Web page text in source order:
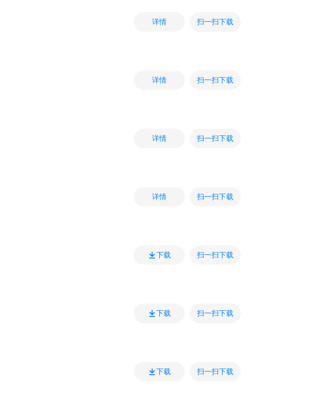
详情 扫一扫下载
详情 扫一扫下载
详情 扫一扫下载
详情 扫一扫下载
下载 扫一扫下载
下载 扫一扫下载
下载 扫一扫下载